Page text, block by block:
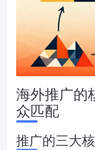
海外推广的
众匹配
推广的三大